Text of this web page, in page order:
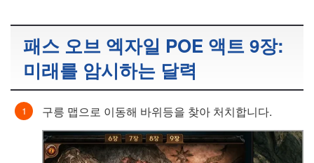
패스 오브 엑자일 POE 액트 9장:
미래를 암시하는 달력
구릉 맵으로 이동해 바위등을 찾아 처치합니다.